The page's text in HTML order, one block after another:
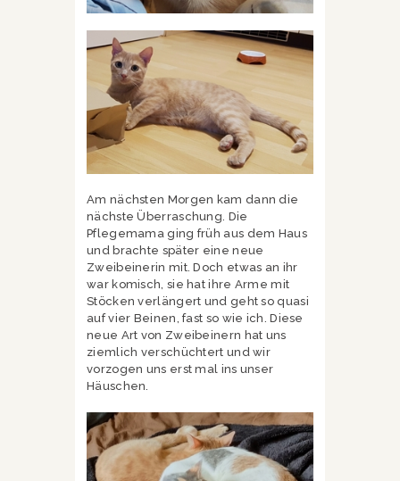
Am nächsten Morgen kam dann die
nächste Überraschung. Die
Pflegemama ging früh aus dem Haus
und brachte später eine neue
Zweibeinerin mit. Doch etwas an ihr
war komisch, sie hat ihre Arme mit
Stöcken verlängert und geht so quasi
auf vier Beinen, fast so wie ich. Diese
neue Art von Zweibeinern hat uns
ziemlich verschüchtert und wir
vorzogen uns erst mal ins unser
Häuschen.